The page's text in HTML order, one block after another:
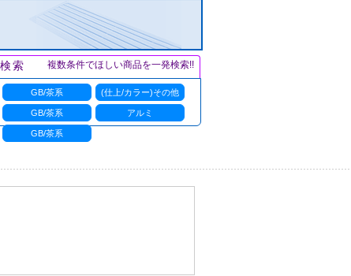
索 複数条件でほしい商品を一発検索!!
GB/茶系 (仕上/カラー)その他
GB/茶系 アルミ
GB/茶系